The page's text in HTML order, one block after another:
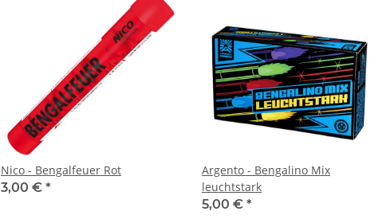
Nico - Bengalfeuer Rot
3,00 € *
Argento - Bengalino Mix
leuchtstark
5,00 € *